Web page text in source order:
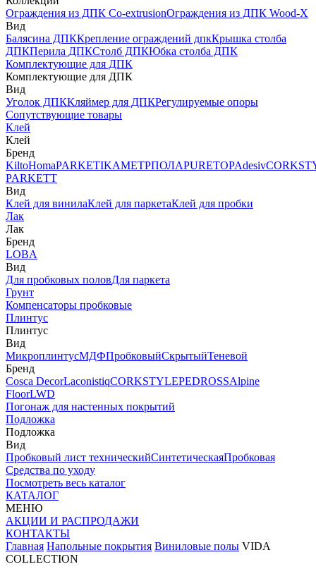
Ограждения из ДПК Co-extrusionОграждения из ДПК Wood-X
Вид
Балясина ДПККрепление ограждений дпкКрышка столба
ДПКПерила ДПКСтолб ДПКЮбка столба ДПК
Комплектующие для ДПК
Комплектующие для ДПК
Вид
Уголок ДПККляймер для ДПКРегулируемые опоры
Сопутствующие товары
Клей
Клей
Бренд
KiltoHomaPARKETIKAМЕТРПОЛАPURETOPAdesiv
PARKETT
Вид
Клей для винилаКлей для паркетаКлей для пробки
Лак
Лак
Бренд
LOBA
Вид
Для пробковых половДля паркета
Грунт
Компенсаторы пробковые
Плинтус
Плинтус
Вид
МикроплинтусМДФПробковыйСкрытыйТеневой
Бренд
Cosca DecorLaconistiqCORKSTYLEPEDROSSAlpine
FloorLWD
Погонаж для настенных покрытий
Подложка
Подложка
Вид
Пробковый лист техническийСинтетическаяПробковая
Средства по уходу
Посмотреть весь каталог
КАТАЛОГ
МЕНЮ
АКЦИИ И РАСПРОДАЖИ
КОНТАКТЫ
Главная Напольные покрытия Виниловые полы VIDA
COLLECTION